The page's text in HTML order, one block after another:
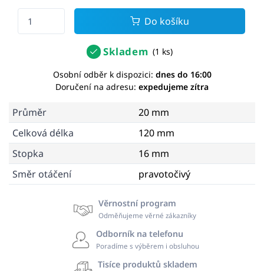
Do košíku
Skladem (1 ks)
Osobní odběr k dispozici: dnes do 16:00
Doručení na adresu: expedujeme zítra
Průměr
20 mm
Celková délka
120 mm
Stopka
16 mm
Směr otáčení
pravotočivý
Věrnostní program
Odměňujeme věrné zákazníky
Odborník na telefonu
Poradíme s výběrem i obsluhou
Tisíce produktů skladem